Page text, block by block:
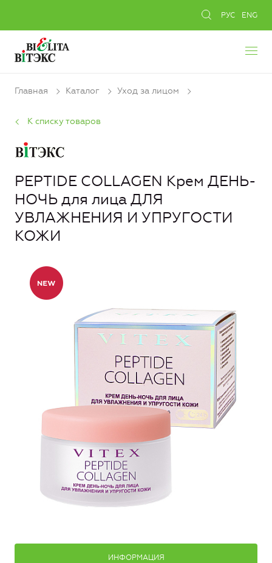
РУС ENG
Главная Каталог Уход за лицом
К списку товаров
PEPTIDE COLLAGEN Крем ДЕНЬ-
НОЧЬ для лица ДЛЯ
УВЛАЖНЕНИЯ И УПРУГОСТИ
КОЖИ
ИНФОРМАЦИЯ